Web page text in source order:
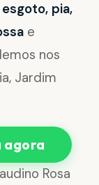
pia,
e
nos
Jardim
agora
Rosa